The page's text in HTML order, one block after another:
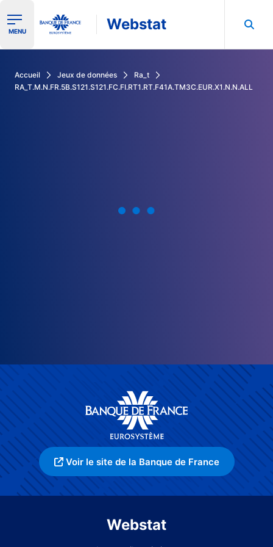
Ouvrir le menu de navigation
MENU Webstat
Accueil Jeux de données
Ra_t
RA_T.M.N.FR.5B.S121.S121.FC.FI.RT1.RT.F41A.TM3C.EUR.X1.N.N.ALL
Voir le site de la Banque de France
Webstat